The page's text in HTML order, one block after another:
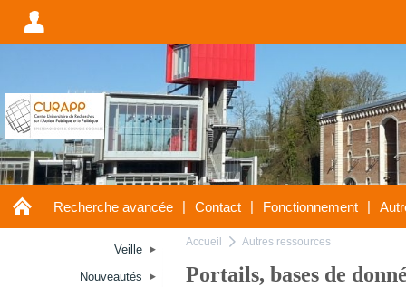
A
A Recherche avancée | Contact | Fonctionnement |
Veille
Nouveautés
Accueil a Autres ressources
Portails, bases de